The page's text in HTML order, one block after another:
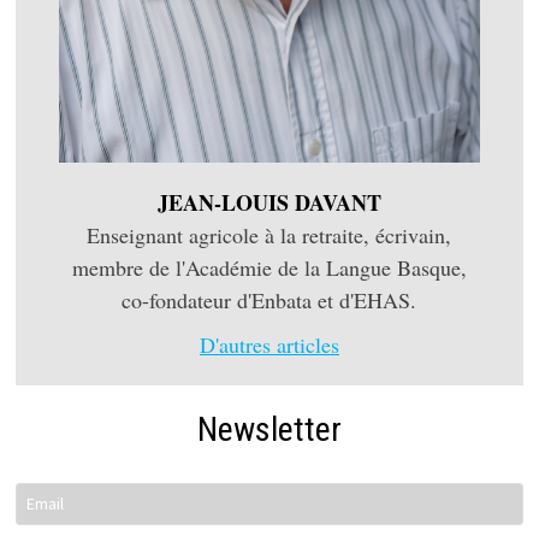
JEAN-LOUIS DAVANT
Enseignant agricole à la retraite, écrivain,
membre de l'Académie de la Langue Basque,
co-fondateur d'Enbata et d'EHAS.
D'autres articles
Newsletter